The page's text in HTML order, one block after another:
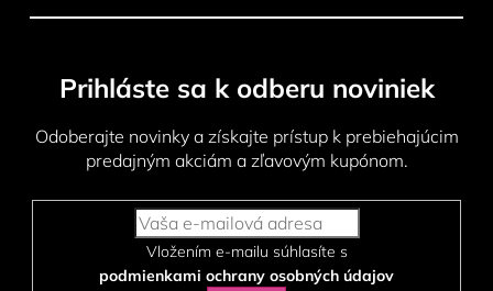
Prihláste sa k odberu noviniek
Odoberajte novinky a získajte prístup k prebiehajúcim
predajným akciám a zľavovým kupónom.
podmienkami ochrany osobných údajov